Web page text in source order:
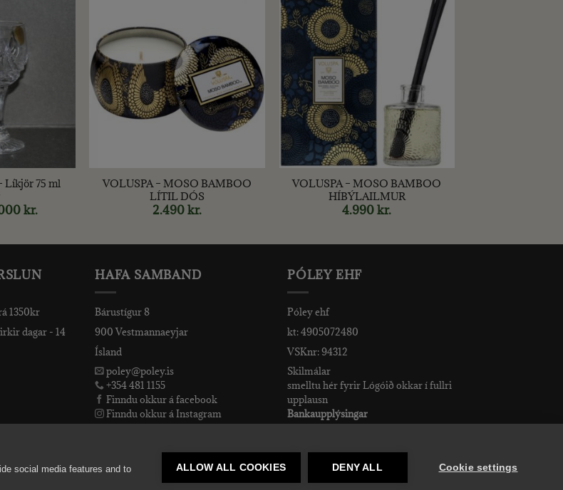
Líkjör 75 ml
kr.
VOLUSPA – MOSO BAMBOO
LÍTIL DÓS
2.490kr.
VOLUSPA – MOSO BAMBOO
HÍBÝLAILMUR
4.990kr.
1350kr
dagar - 14
HAFA SAMBAND
Bárustígur 8
900 Vestmannaeyjar
Ísland
poley@poley.is
+354 481 1155
Finndu okkur á facebook
Finndu okkur á Instagram
Finndu okkur á Snapchat
PÓLEY EHF
Póley ehf
kt: 4905072480
VSKnr: 94312
Skilmálar
smelltu hér fyrir Lógóið okkar í fullri
upplausn
Bankaupplýsingar
reikningsnúmer: 582-26-5848
social media features and to
ALLOW ALL COOKIES DENY ALL Cookie settings